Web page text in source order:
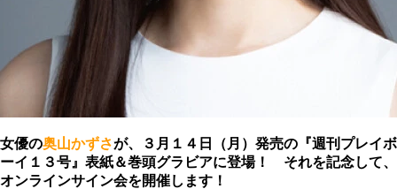
女優の奥山かずさが、３月１４日（月）発売の『週刊プレイボ
ーイ１３号』表紙＆巻頭グラビアに登場！ それを記念して、
オンラインサイン会を開催します！